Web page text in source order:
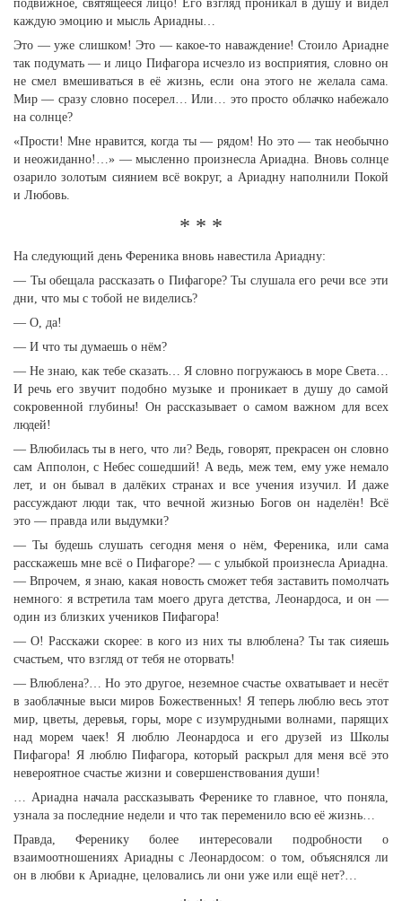
подвижное, святящееся лицо! Его взгляд проникал в душу и видел
каждую эмоцию и мысль Ариадны…
Это — уже слишком! Это — какое-то наваждение! Стоило Ариадне
так подумать — и лицо Пифагора исчезло из восприятия, словно он
не смел вмешиваться в её жизнь, если она этого не желала сама.
Мир — сразу словно посерел… Или… это просто облачко набежало
на солнце?
«Прости! Мне нравится, когда ты — рядом! Но это — так необычно
и неожиданно!…» — мысленно произнесла Ариадна. Вновь солнце
озарило золотым сиянием всё вокруг, а Ариадну наполнили Покой
и Любовь.
* * *
На следующий день Ференика вновь навестила Ариадну:
— Ты обещала рассказать о Пифагоре? Ты слушала его речи все эти
дни, что мы с тобой не виделись?
— О, да!
— И что ты думаешь о нём?
— Не знаю, как тебе сказать… Я словно погружаюсь в море Света…
И речь его звучит подобно музыке и проникает в душу до самой
сокровенной глубины! Он рассказывает о самом важном для всех
людей!
— Влюбилась ты в него, что ли? Ведь, говорят, прекрасен он словно
сам Апполон, с Небес сошедший! А ведь, меж тем, ему уже немало
лет, и он бывал в далёких странах и все учения изучил. И даже
рассуждают люди так, что вечной жизнью Богов он наделён! Всё
это — правда или выдумки?
— Ты будешь слушать сегодня меня о нём, Ференика, или сама
расскажешь мне всё о Пифагоре? — с улыбкой произнесла Ариадна.
— Впрочем, я знаю, какая новость сможет тебя заставить помолчать
немного: я встретила там моего друга детства, Леонардоса, и он —
один из близких учеников Пифагора!
— О! Расскажи скорее: в кого из них ты влюблена? Ты так сияешь
счастьем, что взгляд от тебя не оторвать!
— Влюблена?… Но это другое, неземное счастье охватывает и несёт
в заоблачные выси миров Божественных! Я теперь люблю весь этот
мир, цветы, деревья, горы, море с изумрудными волнами, парящих
над морем чаек! Я люблю Леонардоса и его друзей из Школы
Пифагора! Я люблю Пифагора, который раскрыл для меня всё это
невероятное счастье жизни и совершенствования души!
… Ариадна начала рассказывать Ференике то главное, что поняла,
узнала за последние недели и что так переменило всю её жизнь…
Правда, Ференику более интересовали подробности о
взаимоотношениях Ариадны с Леонардосом: о том, объяснялся ли
он в любви к Ариадне, целовались ли они уже или ещё нет?…